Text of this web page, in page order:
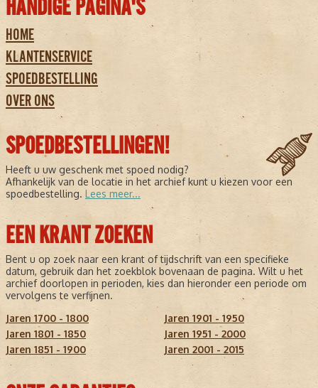
HANDIGE PAGINA'S
HOME
KLANTENSERVICE
SPOEDBESTELLING
OVER ONS
SPOEDBESTELLINGEN!
Heeft u uw geschenk met spoed nodig?
Afhankelijk van de locatie in het archief kunt u kiezen voor een
spoedbestelling. Lees meer...
EEN KRANT ZOEKEN
Bent u op zoek naar een krant of tijdschrift van een specifieke
datum, gebruik dan het zoekblok bovenaan de pagina. Wilt u het
archief doorlopen in perioden, kies dan hieronder een periode om
vervolgens te verfijnen.
Jaren 1700 - 1800
Jaren 1801 - 1850
Jaren 1851 - 1900
Jaren 1901 - 1950
Jaren 1951 - 2000
Jaren 2001 - 2015